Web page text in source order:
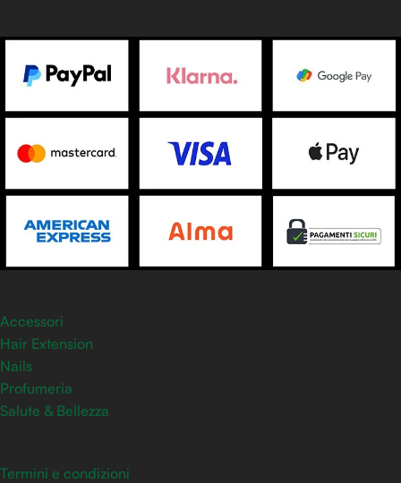
Accessori
Hair Extension
Nails
Profumeria
Salute & Bellezza
Termini e condizioni